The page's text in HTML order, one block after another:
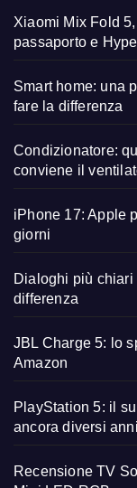
Xiaomi Mix Fold
passaporto e
Smart home: una
fare la differenza
Condizionatore:
conviene il
iPhone 17: Apple
giorni
Dialoghi più
differenza
JBL Charge 5: lo
Amazon
PlayStation 5: il
ancora diversi
Recensione TV